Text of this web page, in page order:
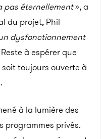
pas éternellement», a
du projet, Phil
dysfonctionnement
à espérer que
toujours ouverte à
à la lumière des
programmes privés.